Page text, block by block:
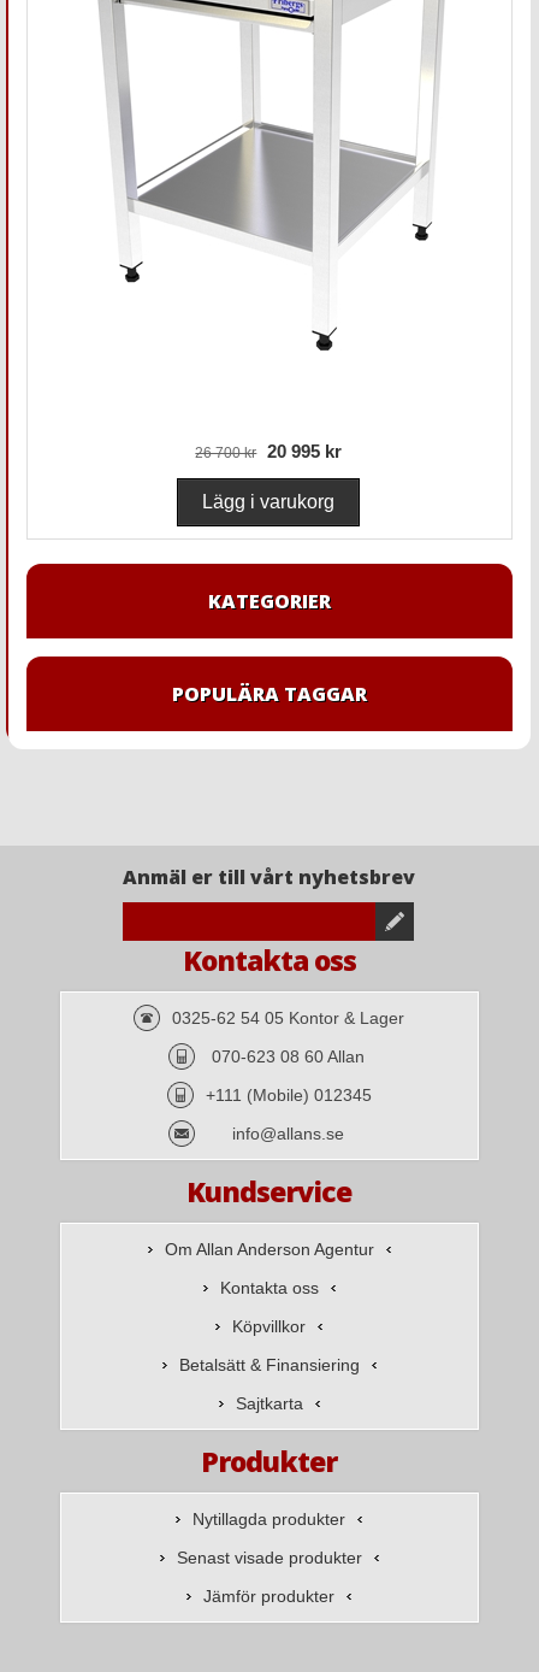
26 700 kr 20 995 kr
KATEGORIER
POPULÄRA TAGGAR
Anmäl er till vårt nyhetsbrev
Kontakta oss
0325-62 54 05 Kontor & Lager
070-623 08 60 Allan
+111 (Mobile) 012345
info@allans.se
Kundservice
Om Allan Anderson Agentur
Kontakta oss
Köpvillkor
Betalsätt & Finansiering
Sajtkarta
Produkter
Nytillagda produkter
Senast visade produkter
Jämför produkter